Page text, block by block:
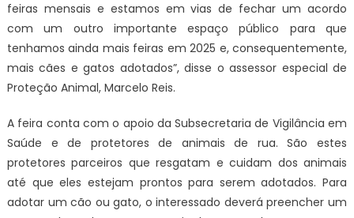
feiras mensais e estamos em vias de fechar um acordo
com um outro importante espaço público para que
tenhamos ainda mais feiras em 2025 e, consequentemente,
mais cães e gatos adotados”, disse o assessor especial de
Proteção Animal, Marcelo Reis.
A feira conta com o apoio da Subsecretaria de Vigilância em
Saúde e de protetores de animais de rua. São estes
protetores parceiros que resgatam e cuidam dos animais
até que eles estejam prontos para serem adotados. Para
adotar um cão ou gato, o interessado deverá preencher um